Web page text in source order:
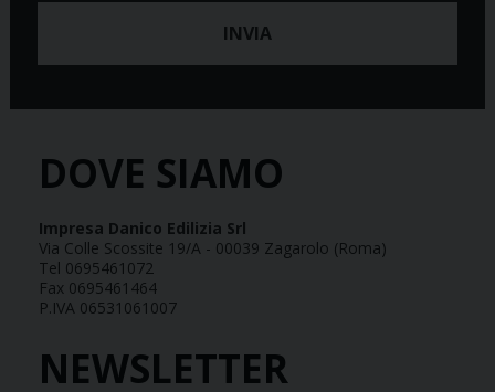
DOVE SIAMO
Impresa Danico Edilizia Srl
Via Colle Scossite 19/A - 00039 Zagarolo (Roma)
Tel 0695461072
Fax 0695461464
P.IVA 06531061007
NEWSLETTER